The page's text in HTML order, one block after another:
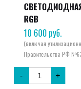
СВЕТОДИОДНАЯ
RGB
10 600 руб.
- +